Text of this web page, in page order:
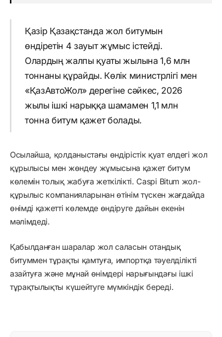
Қазір Қазақстанда жол битумын
өндіретін 4 зауыт жұмыс істейді.
Олардың жалпы қуаты жылына 1,6 млн
тоннаны құрайды. Көлік министрлігі мен
«ҚазАвтоЖол» дерегіне сәйкес, 2026
жылы ішкі нарыққа шамамен 1,1 млн
тонна битум қажет болады.
Осылайша, қолданыстағы өндірістік қуат елдегі жол
құрылысы мен жөндеу жұмысына қажет битум
көлемін толық жабуға жеткілікті. Caspi Bitum жол-
құрылыс компанияларынан өтінім түскен жағдайда
өнімді қажетті көлемде өндіруге дайын екенін
мәлімдеді.
Қабылданған шаралар жол саласын отандық
битуммен тұрақты қамтуға, импортқа тәуелділікті
азайтуға және мұнай өнімдері нарығындағы ішкі
тұрақтылықты күшейтуге мүмкіндік береді.